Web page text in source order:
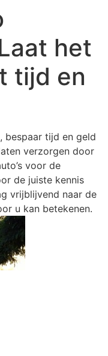
het
tijd en
bespaar tijd en geld
verzorgen door
voor de
de juiste kennis
vrijblijvend naar de
u kan betekenen.